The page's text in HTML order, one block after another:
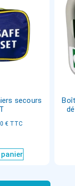
secours
€TTC